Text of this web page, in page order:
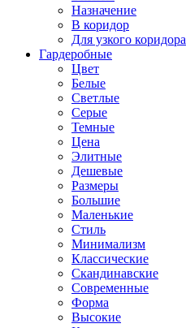
Назначение
В коридор
Для узкого коридора
Гардеробные
Цвет
Белые
Светлые
Серые
Темные
Цена
Элитные
Дешевые
Размеры
Большие
Маленькие
Стиль
Минимализм
Классические
Скандинавские
Современные
Форма
Высокие